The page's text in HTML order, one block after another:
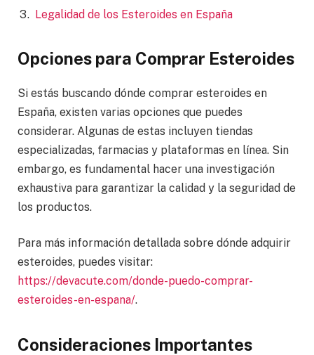
Legalidad de los Esteroides en España
Opciones para Comprar Esteroides
Si estás buscando dónde comprar esteroides en
España, existen varias opciones que puedes
considerar. Algunas de estas incluyen tiendas
especializadas, farmacias y plataformas en línea. Sin
embargo, es fundamental hacer una investigación
exhaustiva para garantizar la calidad y la seguridad de
los productos.
Para más información detallada sobre dónde adquirir
esteroides, puedes visitar:
https://devacute.com/donde-puedo-comprar-
esteroides-en-espana/.
Consideraciones Importantes